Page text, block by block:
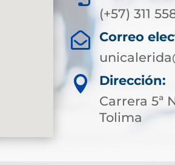
(+57) 311

Correo

Dirección:
Carrera 5ª
Tolima